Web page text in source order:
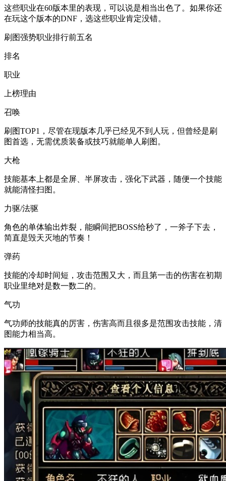
这些职业在60版本里的表现，可以说是相当出色了。如果你还
在玩这个版本的DNF，选这些职业肯定没错。
刷图强势职业排行前五名
排名
职业
上榜理由
召唤
刷图TOP1，尽管在现版本几乎已经见不到人玩，但曾经是刷
图首选，无需优质装备或技巧就能单人刷图。
大枪
技能基本上都是全屏、半屏攻击，强化下武器，随便一个技能
就能清怪扫图。
力驱/法驱
角色的单体输出炸裂，能瞬间把BOSS给秒了，一斧子下去，
简直是毁天灭地的节奏！
弹药
技能的冷却时间短，攻击范围又大，而且第一击的伤害在初期
职业里绝对是数一数二的。
气功
气功师的技能真的厉害，伤害高而且很多是范围攻击技能，清
图能力相当高。